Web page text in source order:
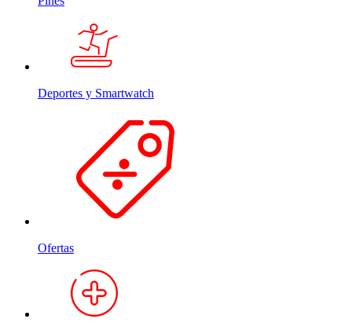
Deportes y Smartwatch
Ofertas